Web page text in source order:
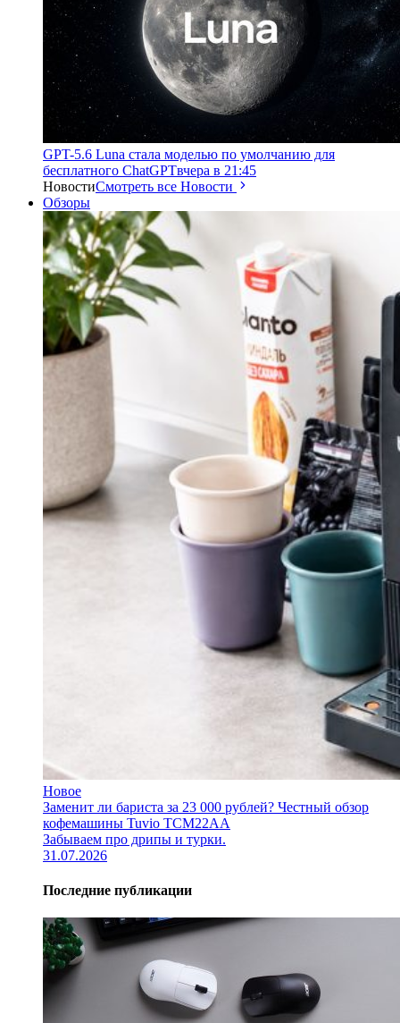
GPT-5.6 Luna стала моделью по умолчанию для
бесплатного ChatGPTвчера в 21:45
НовостиСмотреть все Новости
Обзоры
Новое
Заменит ли бариста за 23 000 рублей? Честный обзор
кофемашины Tuvio TCM22AA
Забываем про дрипы и турки.
31.07.2026
Последние публикации